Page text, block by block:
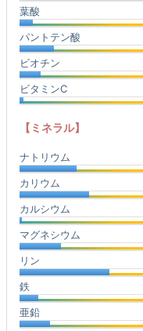
葉酸
パントテン酸
ビオチン
ビタミンC
【ミネラル】
ナトリウム
カリウム
カルシウム
マグネシウム
リン
鉄
亜鉛